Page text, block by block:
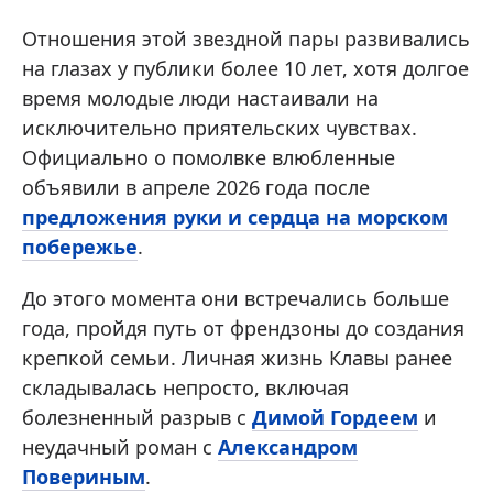
Отношения этой звездной пары развивались
на глазах у публики более 10 лет, хотя долгое
время молодые люди настаивали на
исключительно приятельских чувствах.
Официально о помолвке влюбленные
объявили в апреле 2026 года после
предложения руки и сердца на морском
побережье.
До этого момента они встречались больше
года, пройдя путь от френдзоны до создания
крепкой семьи. Личная жизнь Клавы ранее
складывалась непросто, включая
болезненный разрыв с Димой Гордеем и
неудачный роман с Александром
Повериным.